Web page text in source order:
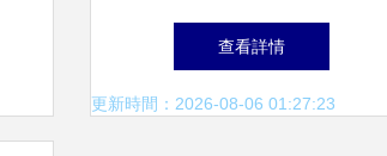
解析 停車場道閘系統與車輛
管理設備的價格與選擇
查看詳情
更新時間：2026-08-06 01:27:23